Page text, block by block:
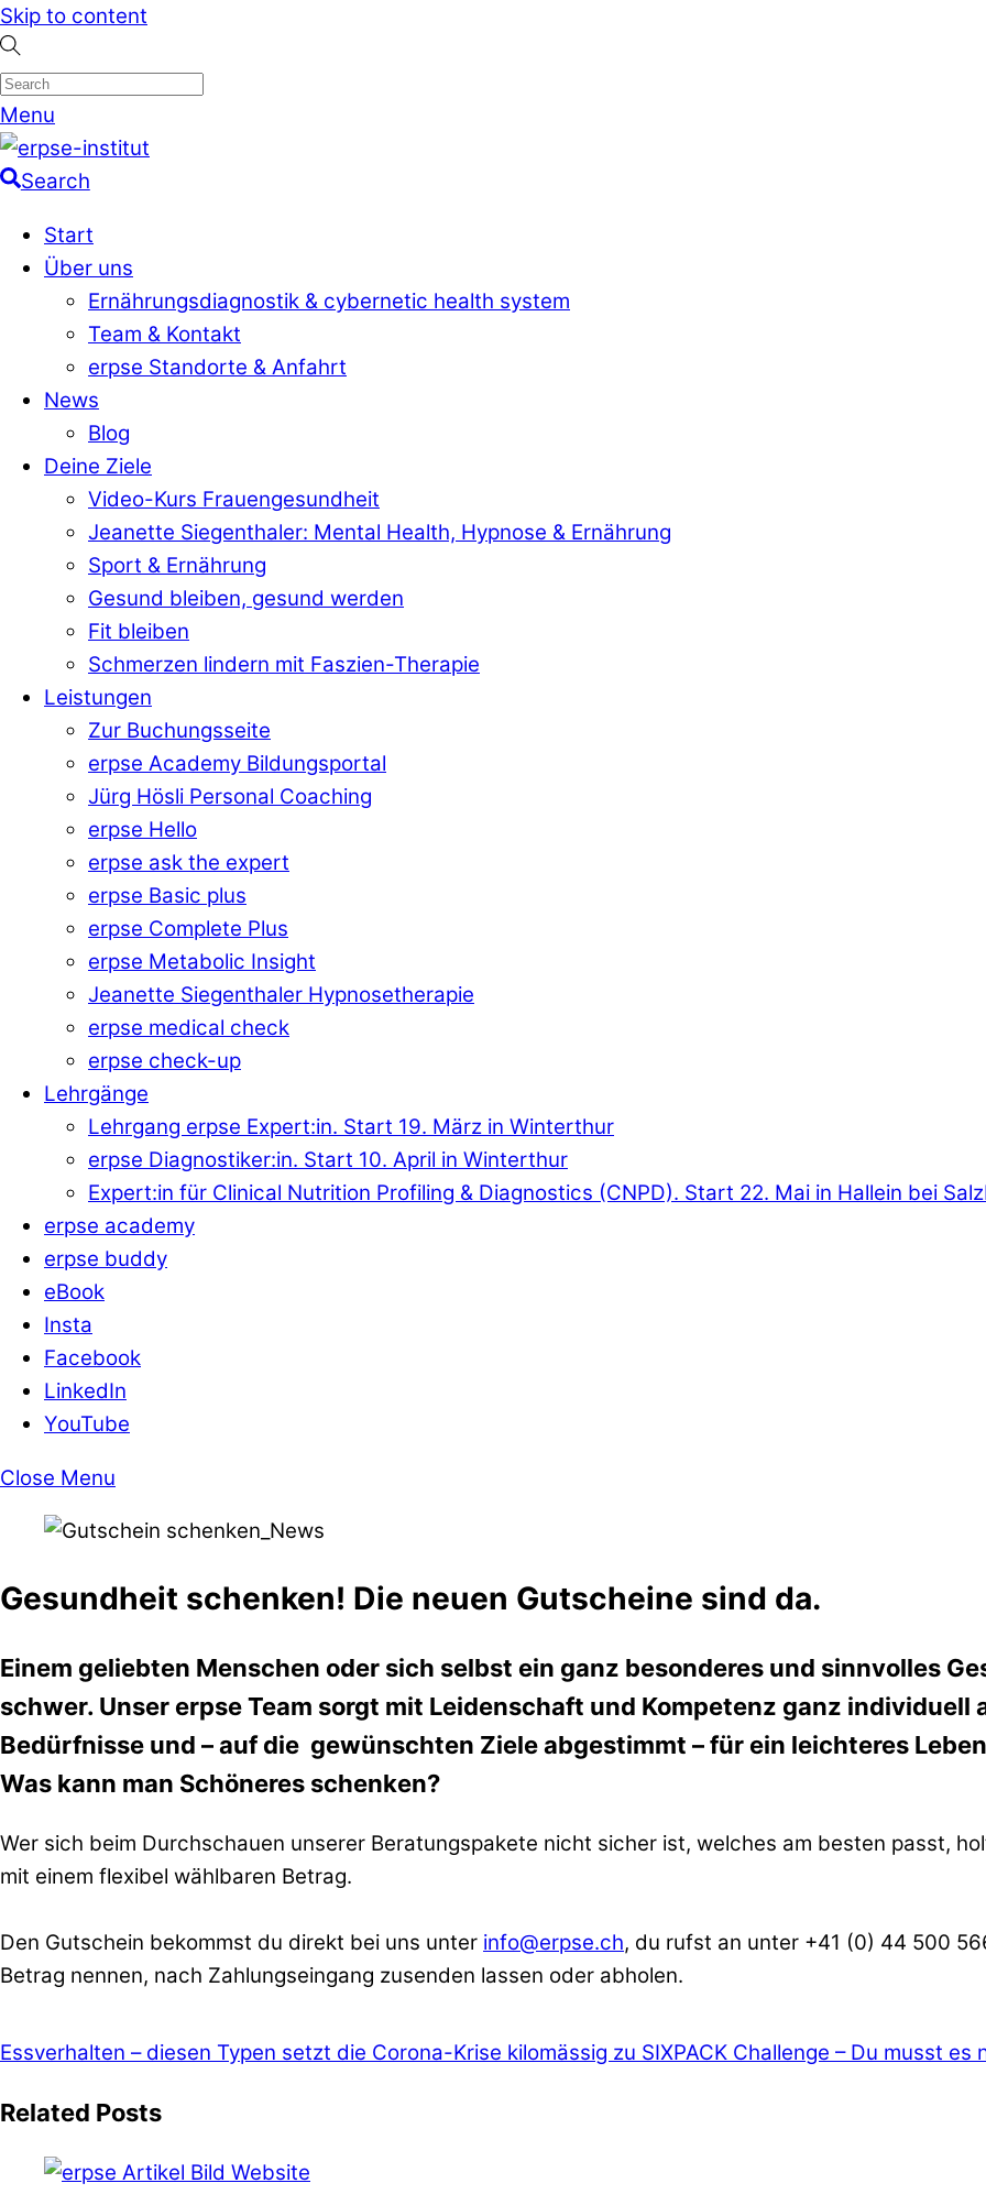
Skip to content
Menu
Search
Start
Über uns
Ernährungsdiagnostik & cybernetic health system
Team & Kontakt
erpse Standorte & Anfahrt
News
Blog
Deine Ziele
Video-Kurs Frauengesundheit
Jeanette Siegenthaler: Mental Health, Hypnose & Ernährung
Sport & Ernährung
Gesund bleiben, gesund werden
Fit bleiben
Schmerzen lindern mit Faszien-Therapie
Leistungen
Zur Buchungsseite
erpse Academy Bildungsportal
Jürg Hösli Personal Coaching
erpse Hello
erpse ask the expert
erpse Basic plus
erpse Complete Plus
erpse Metabolic Insight
Jeanette Siegenthaler Hypnosetherapie
erpse medical check
erpse check-up
Lehrgänge
Lehrgang erpse Expert:in. Start 19. März in Winterthur
erpse Diagnostiker:in. Start 10. April in Winterthur
Expert:in für Clinical Nutrition Profiling & Diagnostics (CNPD). Start 22. Mai in Hallein bei
erpse academy
erpse buddy
eBook
Insta
Facebook
LinkedIn
YouTube
Close Menu
Gesundheit schenken! Die neuen Gutscheine sind da.
Einem geliebten Menschen oder sich selbst ein ganz besonderes und sinnvolles
schwer. Unser erpse Team sorgt mit Leidenschaft und Kompetenz ganz individuell
Bedürfnisse und – auf die gewünschten Ziele abgestimmt – für ein leichteres
Was kann man Schöneres schenken?
Wer sich beim Durchschauen unserer Beratungspakete nicht sicher ist, welches am besten passt,
mit einem flexibel wählbaren Betrag.
Den Gutschein bekommst du direkt bei uns unter info@erpse.ch, du rufst an unter +41 (0) 44 500
Betrag nennen, nach Zahlungseingang zusenden lassen oder abholen.
Essverhalten – diesen Typen setzt die Corona-Krise kilomässig zu SIXPACK Challenge – Du musst
Related Posts